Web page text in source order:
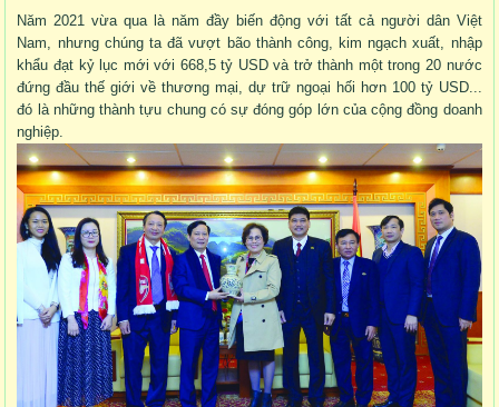
Năm 2021 vừa qua là năm đầy biến động với tất cả người dân Việt
Nam, nhưng chúng ta đã vượt bão thành công, kim ngạch xuất, nhập
khẩu đạt kỷ lục mới với 668,5 tỷ USD và trở thành một trong 20 nước
đứng đầu thế giới về thương mại, dự trữ ngoại hối hơn 100 tỷ USD...
đó là những thành tựu chung có sự đóng góp lớn của cộng đồng doanh
nghiệp.